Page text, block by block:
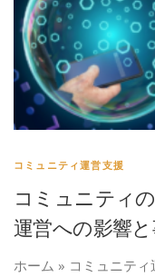
コミュニティ運営支援
コミュニティ
運営への影響
ホーム » コミュニテ